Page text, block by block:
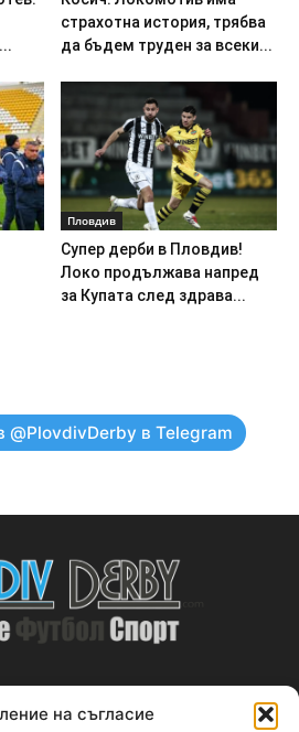
на съгласие
страхотна история, трябва
да бъдем труден за всеки...
Пловдив
Супер дерби в Пловдив!
Локо продължава напред
за Купата след здрава...
@PlovdivDerby в Telegram
ABOUT US